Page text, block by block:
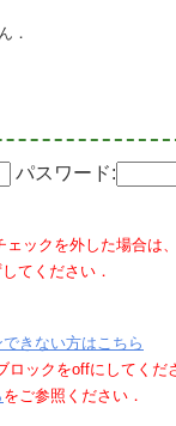
．
パスワード:
ックを外した場合は
てください．
できない方はこちら
ロックをoffにしてくだ
をご参照ください．